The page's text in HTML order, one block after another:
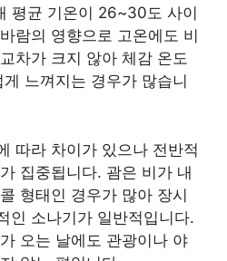
평균 기온이 26~30도 사이
람의 영향으로 고온에도 비
차가 크지 않아 체감 온도
느껴지는 경우가 많습니
따라 차이가 있으나 전반적
집중됩니다. 괌은 비가 내
형태인 경우가 많아 장시
인 소나기가 일반적입니다.
오는 날에도 관광이나 야